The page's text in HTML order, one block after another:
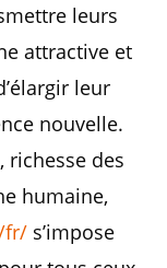
leurs
attractive et
leur
nouvelle.
richesse des
humaine,
fr/ s’impose